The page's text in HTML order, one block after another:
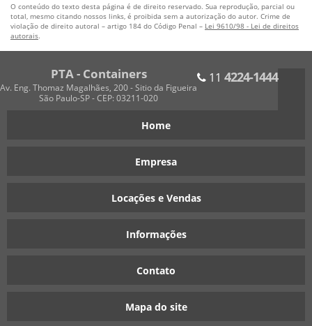
O conteúdo do texto desta página é de direito reservado. Sua reprodução, parcial ou
total, mesmo citando nossos links, é proibida sem a autorização do autor. Crime de
violação de direito autoral – artigo 184 do Código Penal – Lei 9610/98 - Lei de direitos
autorais.
PTA - Containers
Av. Eng. Thomaz Magalhães, 200 - Sitio da Figueira
São Paulo-SP - CEP: 03211-020
11 4224-1444
Home
Empresa
Locações e Vendas
Informações
Contato
Mapa do site